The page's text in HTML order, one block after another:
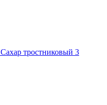
Сахар тростниковый 3